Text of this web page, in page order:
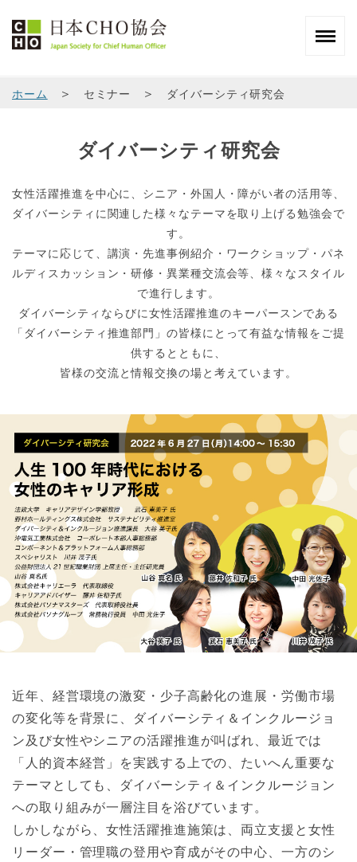
ホーム ＞ セミナー ＞ ダイバーシティ研究会
ダイバーシティ研究会
女性活躍推進を中心に、シニア・外国人・障がい者の活用等、
ダイバーシティに関連した様々なテーマを取り上げる勉強会で
す。
テーマに応じて、講演・先進事例紹介・ワークショップ・パネ
ルディスカッション・研修・異業種交流会等、様々なスタイル
で進行します。
ダイバーシティならびに女性活躍推進のキーパースンである
「ダイバーシティ推進部門」の皆様にとって有益な情報をご提
供するとともに、
皆様の交流と情報交換の場と考えています。
近年、経営環境の激変・少子高齢化の進展・労働市場
の変化等を背景に、ダイバーシティ＆インクルージョ
ン及び女性やシニアの活躍推進が叫ばれ、最近では
「人的資本経営」を実践する上での、たいへん重要な
テーマとしても、ダイバーシティ＆インクルージョン
への取り組みが一層注目を浴びています。
しかしながら、女性活躍推進施策は、両立支援と女性
リーダー・管理職の登用や育成がその中心、一方のシ